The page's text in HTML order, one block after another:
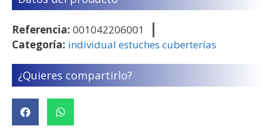
Referencia: 001042206001
Categoría: individual estuches cuberterías
¿Quieres compartirlo?